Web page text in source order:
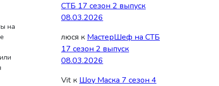
на
СТБ 17 сезон 2 выпуск
08.03.2026
люся к МастерШеф на СТБ
17 сезон 2 выпуск
08.03.2026
Vit к Шоу Маска 7 сезон 4